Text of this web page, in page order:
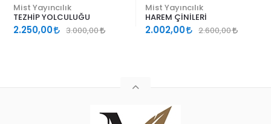
Mist Yayıncılık
TEZHİP YOLCULUĞU
2.250,00 3.000,00
Mist Yayıncılık
HAREM ÇİNİLERİ
2.002,00 2.600,00